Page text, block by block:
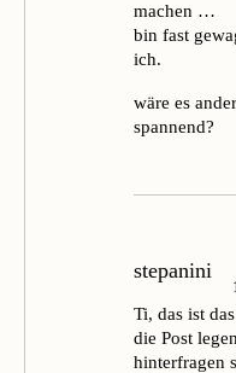
machen …
bin fast
ich.
wäre es
spannend?
stepanini
Ti, das ist
die Post
hinterfragen